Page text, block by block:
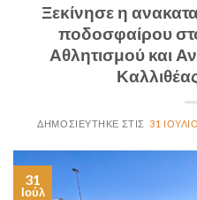
Ξεκίνησε η
ποδοσφαίρου
Αθλητισμού και
31
31
Ιούλ